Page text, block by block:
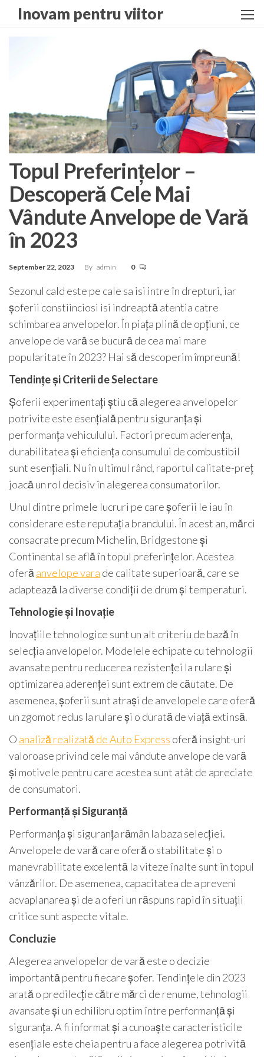
Inovam pentru viitor
Topul Preferințelor –
Descoperă Cele Mai
Vândute Anvelope de Vară
în 2023
September 22, 2023 By admin 0
Sezonul cald este pe cale sa isi intre în drepturi, iar
șoferii constiinciosi isi indreaptă atentia catre
schimbarea anvelopelor. În piața plină de opțiuni, ce
anvelope de vară se bucură de cea mai mare
popularitate în 2023? Hai să descoperim împreună!
Tendințe și Criterii de Selectare
Șoferii experimentați știu că alegerea anvelopelor
potrivite este esențială pentru siguranța și
performanța vehiculului. Factori precum aderența,
durabilitatea și eficiența consumului de combustibil
sunt esențiali. Nu în ultimul rând, raportul calitate-preț
joacă un rol decisiv în alegerea consumatorilor.
Unul dintre primele lucruri pe care șoferii le iau în
considerare este reputația brandului. În acest an, mărci
consacrate precum Michelin, Bridgestone și
Continental se află în topul preferințelor. Acestea
oferăanvelope vara de calitate superioară, care se
adaptează la diverse condiții de drum și temperaturi.
Tehnologie și Inovație
Inovațiile tehnologice sunt un alt criteriu de bază în
selecția anvelopelor. Modelele echipate cu tehnologii
avansate pentru reducerea rezistenței la rulare și
optimizarea aderenței sunt extrem de căutate. De
asemenea, șoferii sunt atrași de anvelopele care oferă
un zgomot redus la rulare și o durată de viață extinsă.
O analiză realizată de Auto Express oferă insight-uri
valoroase privind cele mai vândute anvelope de vară
și motivele pentru care acestea sunt atât de apreciate
de consumatori.
Performanță și Siguranță
Performanța și siguranța rămân la baza selecției.
Anvelopele de vară care oferă o stabilitate și o
manevrabilitate excelentă la viteze înalte sunt în topul
vânzărilor. De asemenea, capacitatea de a preveni
acvaplanarea și de a oferi un răspuns rapid în situații
critice sunt aspecte vitale.
Concluzie
Alegerea anvelopelor de vară este o decizie
importantă pentru fiecare șofer. Tendințele din 2023
arată o predilecție către mărci de renume, tehnologii
avansate și un echilibru optim între performanță și
siguranța. A fi informat și a cunoaște caracteristicile
esențiale este cheia pentru a face alegerea potrivită